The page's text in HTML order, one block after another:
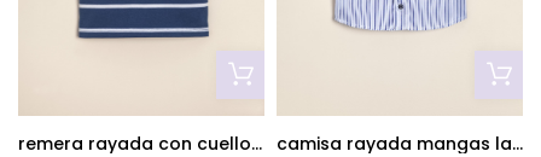
remera rayada con cuello mao mati camisa rayada mangas largas bco/az